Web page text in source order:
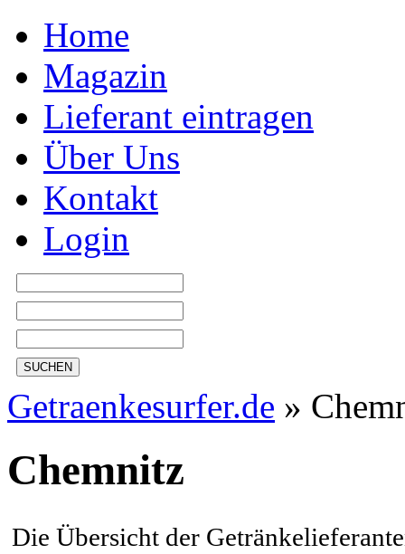
Home
Magazin
Lieferant eintragen
Über Uns
Kontakt
Login
SUCHEN
Getraenkesurfer.de »
Chemnitz
Die Übersicht der